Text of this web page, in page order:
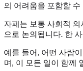
의 어려움을 포함할
자폐는 보통 사회적
으로 논의됩니다. 한
예를 들어, 어떤 사람
며, 이 모든 일이 함께